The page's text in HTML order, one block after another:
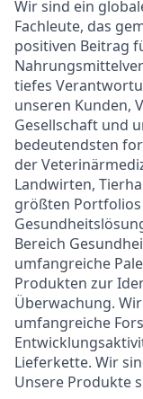
Wir sind ein
Fachleute, das
positiven Beitrag
tiefes
unseren Kunden,
Gesellschaft und
bedeutendsten
der
Landwirten,
größten
Bereich
umfangreiche
Produkten zur
Überwachung.
umfangreiche
Lieferkette. Wir
Unsere Produkte